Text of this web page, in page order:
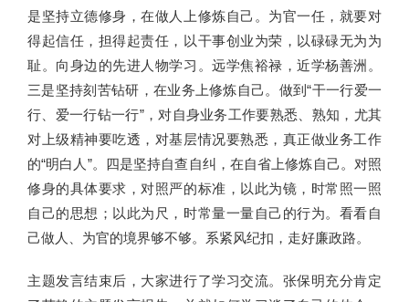
是坚持立德修身，在做人上修炼自己。为官一任，就要对
得起信任，担得起责任，以干事创业为荣，以碌碌无为为
耻。向身边的先进人物学习。远学焦裕禄，近学杨善洲。
三是坚持刻苦钻研，在业务上修炼自己。做到“干一行爱一
行、爱一行钻一行”，对自身业务工作要熟悉、熟知，尤其
对上级精神要吃透，对基层情况要熟悉，真正做业务工作
的“明白人”。四是坚持自查自纠，在自省上修炼自己。对照
修身的具体要求，对照严的标准，以此为镜，时常照一照
自己的思想；以此为尺，时常量一量自己的行为。看看自
己做人、为官的境界够不够。系紧风纪扣，走好廉政路。
主题发言结束后，大家进行了学习交流。张保明充分肯定